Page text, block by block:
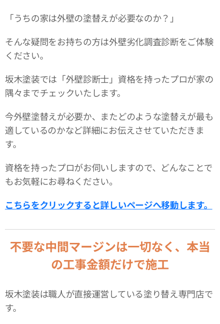
「うちの家は外壁の塗替えが必要なのか？」
そんな疑問をお持ちの方は外壁劣化調査診断をご体験
ください。
坂木塗装では「外壁診断士」資格を持ったプロが家の
隅々までチェックいたします。
今外壁塗替えが必要か、またどのような塗替えが最も
適しているのかなど詳細にお伝えさせていただきま
す。
資格を持ったプロがお伺いしますので、どんなことで
もお気軽にお尋ねください。
こちらをクリックすると詳しいページへ移動します。
不要な中間マージンは一切なく、本当
の工事金額だけで施工
坂木塗装は職人が直接運営している塗り替え専門店で
す。